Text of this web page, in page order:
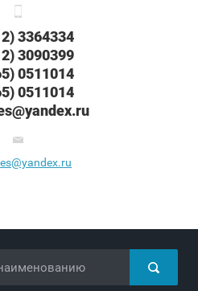
3364334
3090399
0511014
0511014